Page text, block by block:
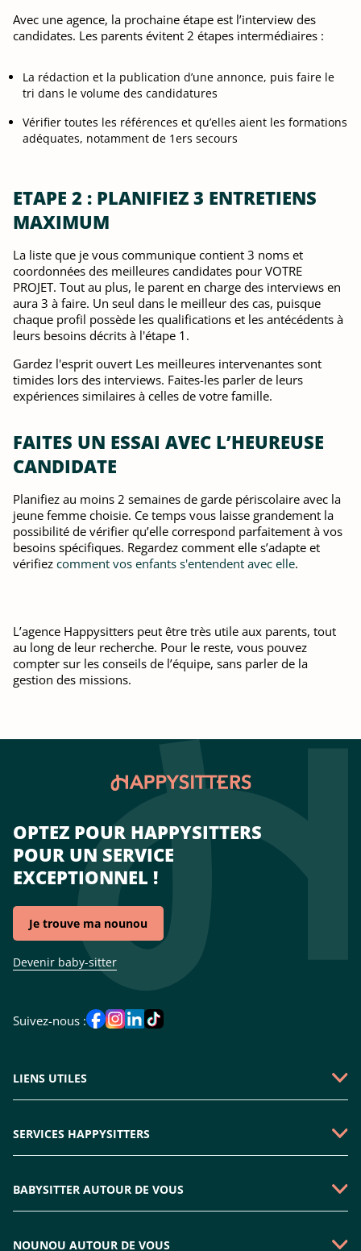
Avec une agence, la prochaine étape est l’interview des
candidates. Les parents évitent 2 étapes intermédiaires :
La rédaction et la publication d’une annonce, puis faire le
tri dans le volume des candidatures
Vérifier toutes les références et qu’elles aient les formations
adéquates, notamment de 1ers secours
ETAPE 2 : PLANIFIEZ 3 ENTRETIENS
MAXIMUM
La liste que je vous communique contient 3 noms et
coordonnées des meilleures candidates pour VOTRE
PROJET. Tout au plus, le parent en charge des interviews en
aura 3 à faire. Un seul dans le meilleur des cas, puisque
chaque profil possède les qualifications et les antécédents à
leurs besoins décrits à l'étape 1.
Gardez l'esprit ouvert Les meilleures intervenantes sont
timides lors des interviews. Faites-les parler de leurs
expériences similaires à celles de votre famille.
FAITES UN ESSAI AVEC L’HEUREUSE
CANDIDATE
Planifiez au moins 2 semaines de garde périscolaire avec la
jeune femme choisie. Ce temps vous laisse grandement la
possibilité de vérifier qu’elle correspond parfaitement à vos
besoins spécifiques. Regardez comment elle s’adapte et
vérifiez comment vos enfants s'entendent avec elle.
L’agence Happysitters peut être très utile aux parents, tout
au long de leur recherche. Pour le reste, vous pouvez
compter sur les conseils de l’équipe, sans parler de la
gestion des missions.
OPTEZ POUR HAPPYSITTERS
POUR UN SERVICE
EXCEPTIONNEL !
Je trouve ma nounou
Devenir baby-sitter
Suivez-nous :
LIENS UTILES
Faire une demande
Rejoindre l'équipe
SERVICES HAPPYSITTERS
Garde enfant mercredi
BABYSITTER AUTOUR DE VOUS
NOUNOU AUTOUR DE VOUS